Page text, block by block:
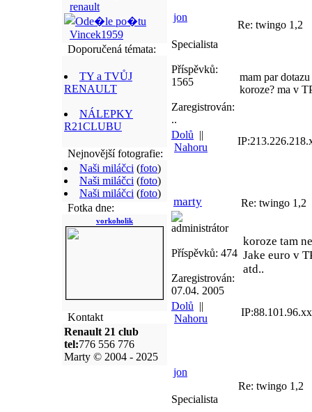
renault
Vincek1959
Doporučená témata:
TY a TVŮJ
RENAULT
NÁLEPKY
R21CLUBU
Nejnovější fotografie:
Naši miláčci (foto)
Naši miláčci (foto)
Naši miláčci (foto)
Fotka dne:
vorkoholik
Kontakt
Renault 21 club
tel:776 556 776
Marty © 2004 - 2025
jon
Specialista
Příspěvků:
1565
Zaregistrován:
..
Re: twingo 1,2
mam par
koroze? ma v
Dolů ||
Nahoru
marty
administrátor
Příspěvků: 474
Zaregistrován:
07.04. 2005
Re: twingo 1,2
koroze tam
Jake euro v
atd..
Dolů ||
Nahoru
jon
Specialista
Re: twingo 1,2